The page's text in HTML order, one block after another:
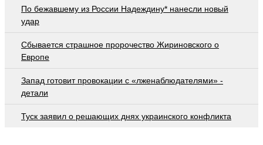
По бежавшему из России Надеждину* нанесли новый
удар
Сбывается страшное пророчество Жириновского о
Европе
Запад готовит провокации с «лженаблюдателями» -
детали
Туск заявил о решающих днях украинского конфликта